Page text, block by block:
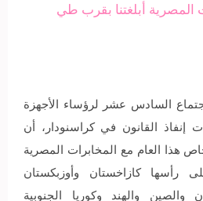
أبلغتنا بقرب طي
السادس عشر لرؤساء الأجهزة
إنفاذ القانون في كراسنودار، أن
هذا العام مع المخابرات المصرية
رأسها كازاخستان وأوزبكستان
والصين والهند وكوريا الجنوبية